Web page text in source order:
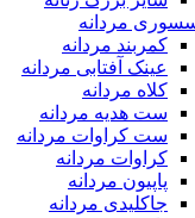
مردانه
کمربند مردانه
عینک آفتابی مردانه
کلاه مردانه
ست هدیه مردانه
ست کراوات مردانه
کراوات مردانه
پاپیون مردانه
جاکلیدی مردانه